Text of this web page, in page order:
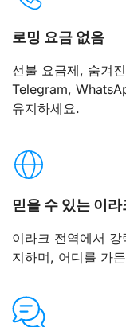
로밍 요금 없음
선불 요금제, 숨겨
Telegram,
유지하세요.
믿을 수 있는 이라
이라크 전역에서
지하며, 어디를 가